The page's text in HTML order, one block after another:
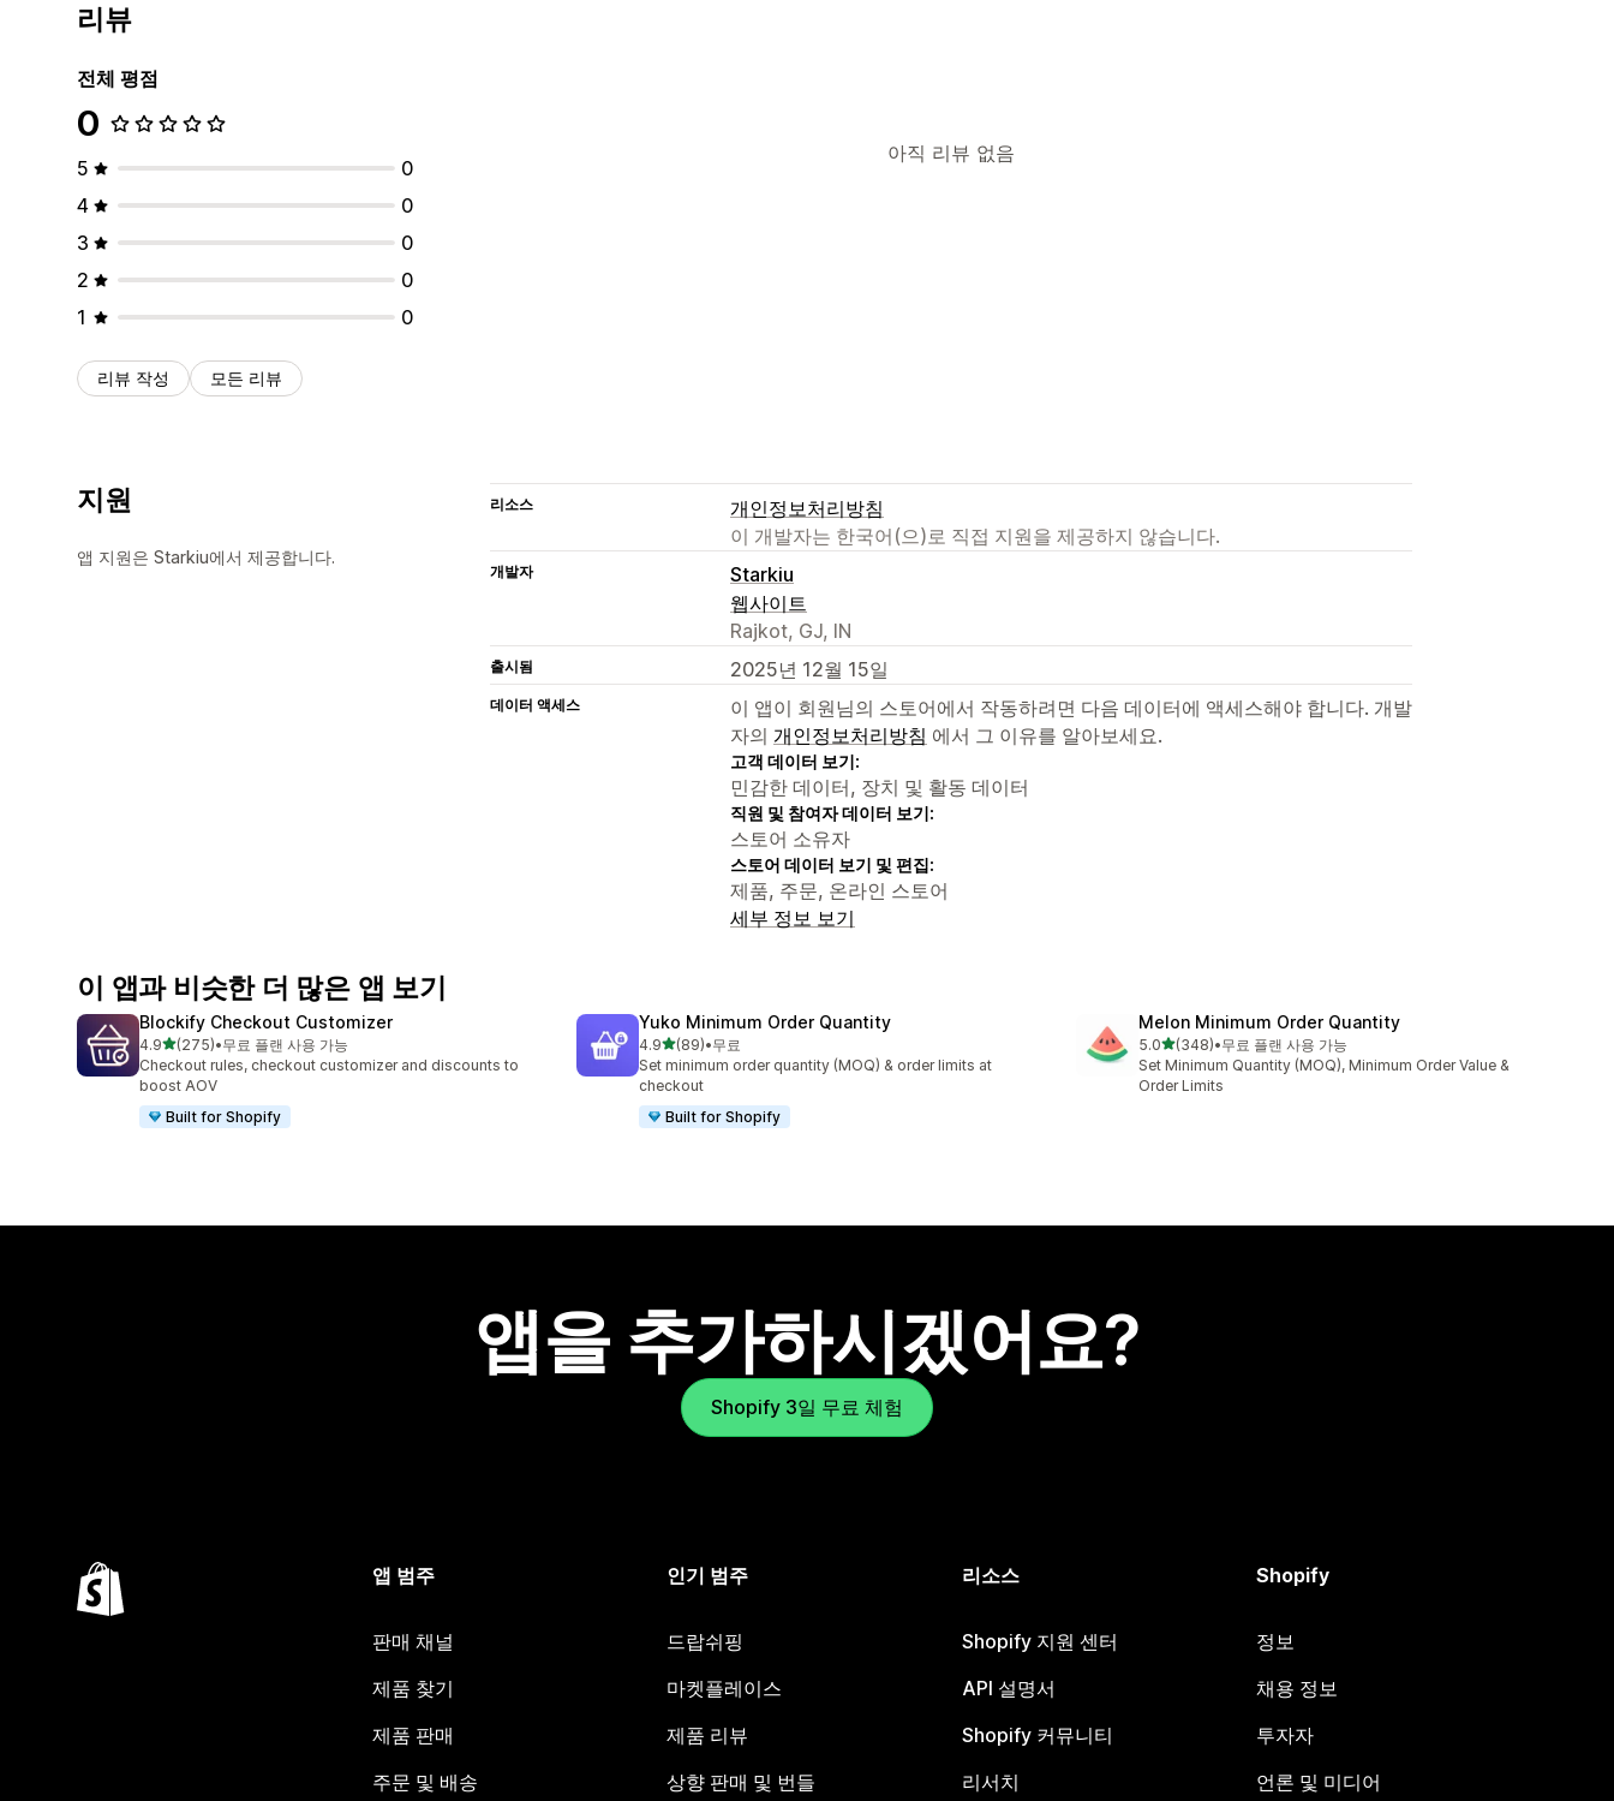
리뷰
전체 평점
0
5
0
4
0
3
0
2
0
1
0
리뷰 작성 모든 리뷰
아직 리뷰 없음
지원
앱 지원은 Starkiu에서 제공합니다.
리소스
개인정보처리방침
이 개발자는 한국어(으)로 직접 지원을 제공하지 않습니다.
개발자
Starkiu
웹사이트
Rajkot, GJ, IN
출시됨 2025년 12월 15일
데이터 액세스
이 앱이 회원님의 스토어에서 작동하려면 다음 데이터에 액세스해야 합니다. 개발
자의 개인정보처리방침 에서 그 이유를 알아보세요.
고객 데이터 보기:
민감한 데이터, 장치 및 활동 데이터
직원 및 참여자 데이터 보기:
스토어 소유자
스토어 데이터 보기 및 편집:
제품, 주문, 온라인 스토어
세부 정보 보기
이 앱과 비슷한 더 많은 앱 보기
Blockify Checkout Customizer
4.9별 5개 중
(275)
총 리뷰 275개
•무료 플랜 사용 가능
Checkout rules, checkout customizer and discounts to
boost AOV
Built for Shopify
Yuko Minimum Order Quantity
4.9별 5개 중
(89)
총 리뷰 89개
•무료
Set minimum order quantity (MOQ) & order limits at
checkout
Built for Shopify
Melon Minimum Order Quantity
5.0별 5개 중
(348)
총 리뷰 348개
•무료 플랜 사용 가능
Set Minimum Quantity (MOQ), Minimum Order Value &
Order Limits
앱을 추가하시겠어요?
Shopify 3일 무료 체험
앱 범주
판매 채널
제품 찾기
제품 판매
주문 및 배송
인기 범주
드랍쉬핑
마켓플레이스
제품 리뷰
상향 판매 및 번들
리소스
Shopify 지원 센터
API 설명서
Shopify 커뮤니티
리서치
Shopify
정보
채용 정보
투자자
언론 및 미디어